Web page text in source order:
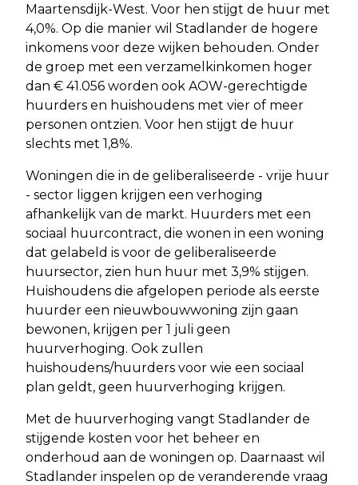
Maartensdijk-West. Voor hen stijgt de huur met
4,0%. Op die manier wil Stadlander de hogere
inkomens voor deze wijken behouden. Onder
de groep met een verzamelkinkomen hoger
dan € 41.056 worden ook AOW-gerechtigde
huurders en huishoudens met vier of meer
personen ontzien. Voor hen stijgt de huur
slechts met 1,8%.
Woningen die in de geliberaliseerde - vrije huur
- sector liggen krijgen een verhoging
afhankelijk van de markt. Huurders met een
sociaal huurcontract, die wonen in een woning
dat gelabeld is voor de geliberaliseerde
huursector, zien hun huur met 3,9% stijgen.
Huishoudens die afgelopen periode als eerste
huurder een nieuwbouwwoning zijn gaan
bewonen, krijgen per 1 juli geen
huurverhoging. Ook zullen
huishoudens/huurders voor wie een sociaal
plan geldt, geen huurverhoging krijgen.
Met de huurverhoging vangt Stadlander de
stijgende kosten voor het beheer en
onderhoud aan de woningen op. Daarnaast wil
Stadlander inspelen op de veranderende vraag